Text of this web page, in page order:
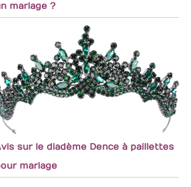
mariage ?
sur le diadème Dence à paillettes
mariage